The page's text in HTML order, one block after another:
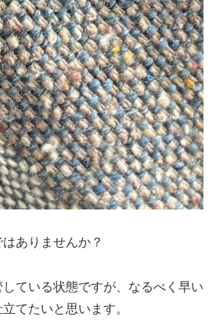
ありませんか？
ている状態ですが、なるべく早い
てたいと思います。